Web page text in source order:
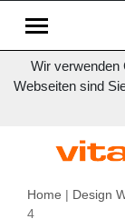
Wir verwenden
Webseiten sind
Home | Design
4